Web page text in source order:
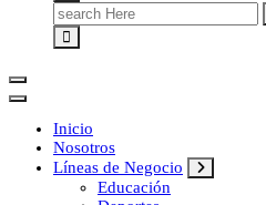
Search
for:
Inicio
Nosotros
Líneas de Negocio
Educación